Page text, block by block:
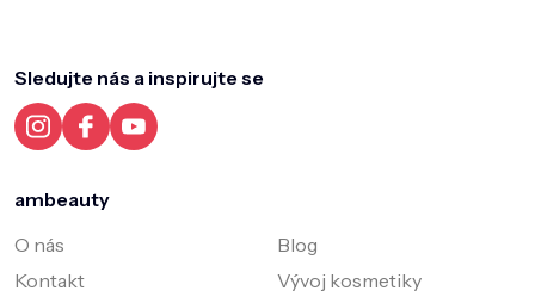
s
Sledujte nás a inspirujte se
ambeauty
O nás
Kontakt
Blog
Vývoj kosmetiky